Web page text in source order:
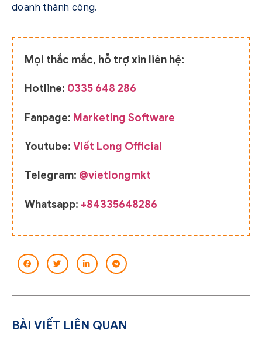
doanh thành công.
Mọi thắc mắc, hỗ trợ xin liên hệ:
Hotline: 0335 648 286
Fanpage: Marketing Software
Youtube: Viết Long Official
Telegram: @vietlongmkt
Whatsapp: +84335648286
BÀI VIẾT LIÊN QUAN